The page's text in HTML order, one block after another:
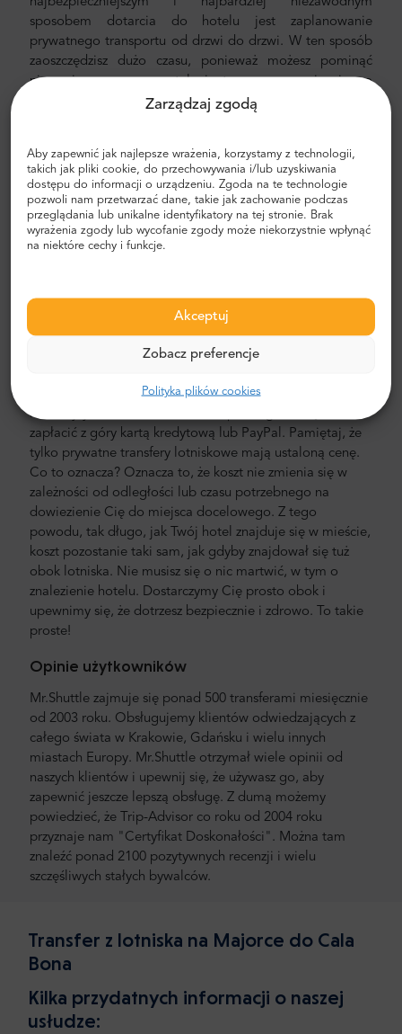
Zarządzaj zgodą
Aby zapewnić jak najlepsze wrażenia, korzystamy z technologii,
takich jak pliki cookie, do przechowywania i/lub uzyskiwania
dostępu do informacji o urządzeniu. Zgoda na te technologie
pozwoli nam przetwarzać dane, takie jak zachowanie podczas
przeglądania lub unikalne identyfikatory na tej stronie. Brak
wyrażenia zgody lub wycofanie zgody może niekorzystnie wpłynąć
na niektóre cechy i funkcje.
Akceptuj
Zobacz preferencje
Polityka plików cookies
sposobem dotarcia do hotelu jest zaplanowanie
prywatnego transportu od drzwi do drzwi. W ten sposób
zaoszczędzisz dużo czasu, ponieważ możesz pominąć
nieprzyjemny proces ustalania trasy, poruszania się po
mieście i znajdowania drogi.
Szukasz niezawodnego i niedrogiego transferu
lotniskowego? Zarezerwuj jeden z Mr.Shuttle, wybranym
przez podróżnych użytkowników Trip-Advisor. Oferujemy
transport door-to-door w nowych, nowoczesnych,
komfortowych, klimatyzowanych samochodach,
posługujących się językiem angielskim.
Koszt transferu z lotniska i miasta
jest niższa niż taksówki lotniskowej. Nasze ceny są stałe,
bez ukrytych kosztów. Nie musisz płacić gotówką. Możesz
zapłacić z góry kartą kredytową lub PayPal. Pamiętaj, że
tylko prywatne transfery lotniskowe mają ustaloną cenę.
Co to oznacza? Oznacza to, że koszt nie zmienia się w
zależności od odległości lub czasu potrzebnego na
dowiezienie Cię do miejsca docelowego. Z tego
powodu, tak długo, jak Twój hotel znajduje się w mieście,
koszt pozostanie taki sam, jak gdyby znajdował się tuż
obok lotniska. Nie musisz się o nic martwić, w tym o
znalezienie hotelu. Dostarczymy Cię prosto obok i
upewnimy się, że dotrzesz bezpiecznie i zdrowo. To takie
proste!
Opinie użytkowników
Mr.Shuttle zajmuje się ponad 500 transferami miesięcznie
od 2003 roku. Obsługujemy klientów odwiedzających z
całego świata w Krakowie, Gdańsku i wielu innych
miastach Europy. Mr.Shuttle otrzymał wiele opinii od
naszych klientów i upewnij się, że używasz go, aby
zapewnić jeszcze lepszą obsługę. Z dumą możemy
powiedzieć, że Trip-Advisor co roku od 2004 roku
przyznaje nam "Certyfikat Doskonałości". Można tam
znaleźć ponad 2100 pozytywnych recenzji i wielu
szczęśliwych stałych bywalców.
Transfer z lotniska na Majorce do Cala
Bona
Kilka przydatnych informacji o naszej
usłudze: